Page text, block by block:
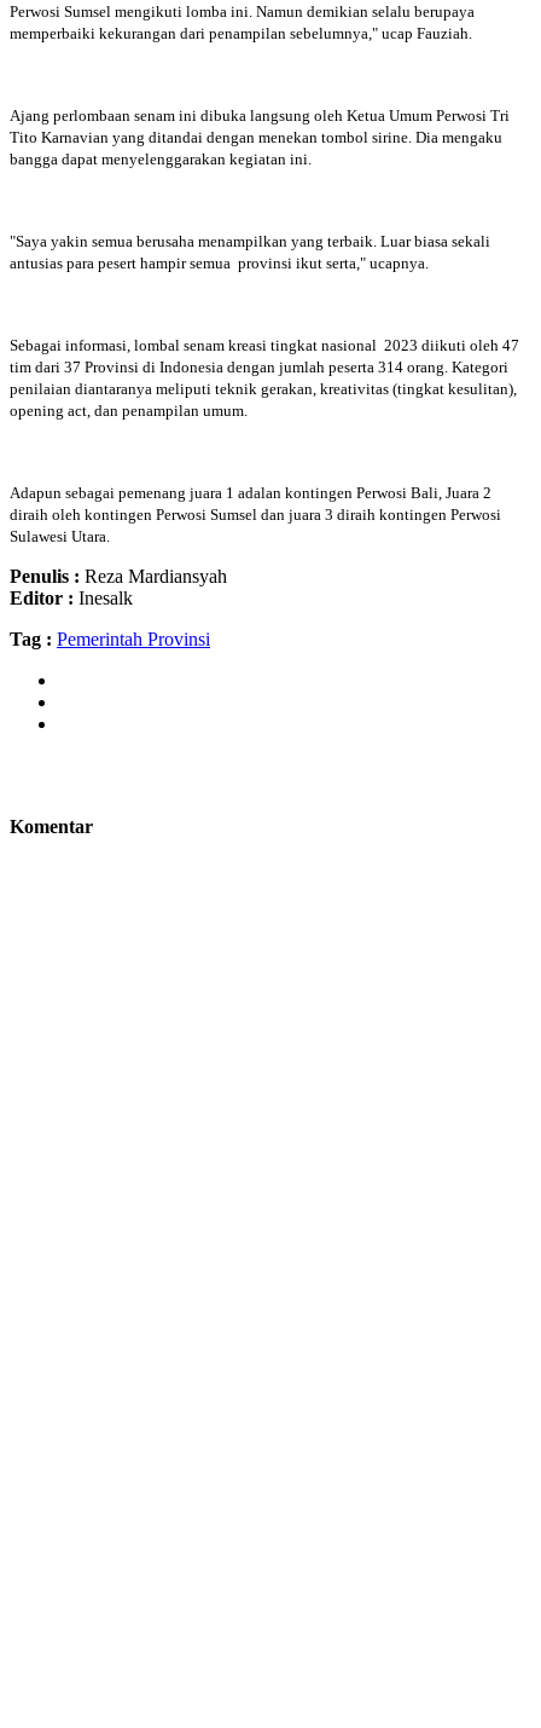
Perwosi Sumsel mengikuti lomba ini. Namun demikian selalu berupaya
memperbaiki kekurangan dari penampilan sebelumnya," ucap Fauziah.
Ajang perlombaan senam ini dibuka langsung oleh Ketua Umum Perwosi Tri
Tito Karnavian yang ditandai dengan menekan tombol sirine. Dia mengaku
bangga dapat menyelenggarakan kegiatan ini.
"Saya yakin semua berusaha menampilkan yang terbaik. Luar biasa sekali
antusias para pesert hampir semua provinsi ikut serta," ucapnya.
Sebagai informasi, lombal senam kreasi tingkat nasional 2023 diikuti oleh 47
tim dari 37 Provinsi di Indonesia dengan jumlah peserta 314 orang. Kategori
penilaian diantaranya meliputi teknik gerakan, kreativitas (tingkat kesulitan),
opening act, dan penampilan umum.
Adapun sebagai pemenang juara 1 adalan kontingen Perwosi Bali, Juara 2
diraih oleh kontingen Perwosi Sumsel dan juara 3 diraih kontingen Perwosi
Sulawesi Utara.
Penulis : Reza Mardiansyah
Editor : Inesalk
Tag : Pemerintah Provinsi
Komentar